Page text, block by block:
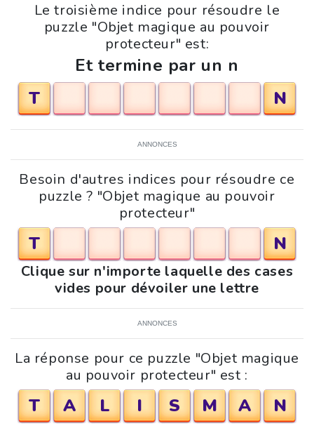
Le troisième indice pour résoudre le
puzzle "Objet magique au pouvoir
protecteur" est:
Et termine par un n
T
N
ANNONCES
Besoin d'autres indices pour résoudre ce
puzzle ? "Objet magique au pouvoir
protecteur"
T N
Clique sur n'importe laquelle des cases
vides pour dévoiler une lettre
ANNONCES
La réponse pour ce puzzle "Objet magique
au pouvoir protecteur" est :
T A L I S M A N